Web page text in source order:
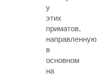
у
этих
приматов,
направленную
в
основном
на